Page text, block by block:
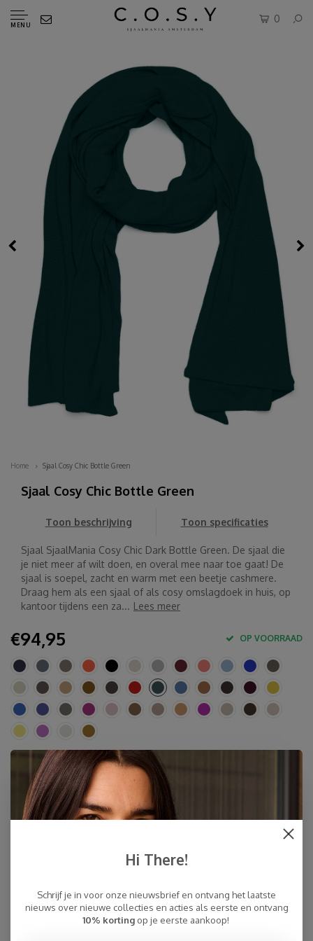
MENU
0
Home Sjaal Cosy Chic Bottle Green
Sjaal Cosy Chic Bottle Green
Toon beschrijving Toon specificaties
Sjaal SjaalMania Cosy Chic Dark Bottle Green. De sjaal die
je niet meer af wilt doen, en overal mee naar toe gaat! De
sjaal is soepel, zacht en warm met een beetje cashmere.
Draag hem als een sjaal of als cosy omslagdoek in huis, op
kantoor tijdens een za... Lees meer
€94,95 OP VOORRAAD
Specificaties
10% cashmere, 40 % merino wol, 30% viscose, 20%
polyamide
Snelle Levering
Gratis Verzending binnen NL, ook ophalen Post NL locatie
Hi There!
Schrijf je in voor onze nieuwsbrief en ontvang het laatste
nieuws over nieuwe collecties en acties als eerste en ontvang
10% korting op je eerste aankoop!